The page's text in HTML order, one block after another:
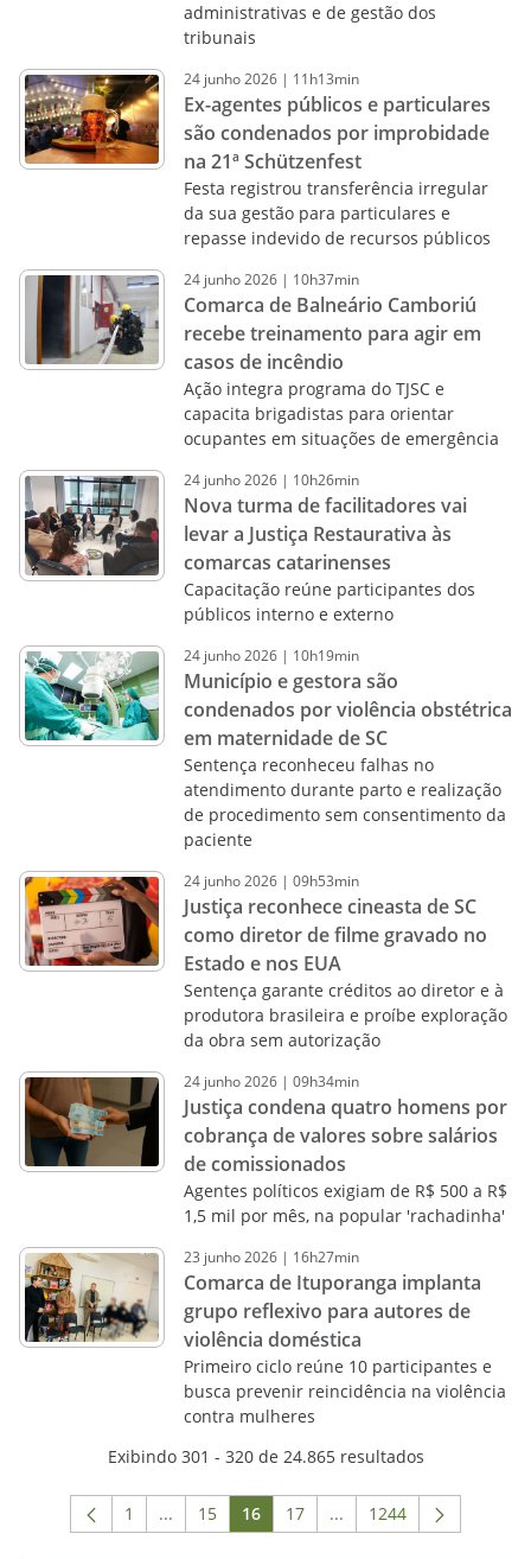
administrativas e de gestão dos
tribunais
24 junho2026 | 11h13min
Ex-agentes públicos e particulares
são condenados por improbidade
na 21ª Schützenfest
Festa registrou transferência irregular
da sua gestão para particulares e
repasse indevido de recursos públicos
24 junho2026 | 10h37min
Comarca de Balneário Camboriú
recebe treinamento para agir em
casos de incêndio
Ação integra programa do TJSC e
capacita brigadistas para orientar
ocupantes em situações de emergência
24 junho2026 | 10h26min
Nova turma de facilitadores vai
levar a Justiça Restaurativa às
comarcas catarinenses
Capacitação reúne participantes dos
públicos interno e externo
24 junho2026 | 10h19min
Município e gestora são
condenados por violência obstétrica
em maternidade de SC
Sentença reconheceu falhas no
atendimento durante parto e realização
de procedimento sem consentimento da
paciente
24 junho2026 | 09h53min
Justiça reconhece cineasta de SC
como diretor de filme gravado no
Estado e nos EUA
Sentença garante créditos ao diretor e à
produtora brasileira e proíbe exploração
da obra sem autorização
24 junho2026 | 09h34min
Justiça condena quatro homens por
cobrança de valores sobre salários
de comissionados
Agentes políticos exigiam de R$ 500 a R$
1,5 mil por mês, na popular 'rachadinha'
23 junho2026 | 16h27min
Comarca de Ituporanga implanta
grupo reflexivo para autores de
violência doméstica
Primeiro ciclo reúne 10 participantes e
busca prevenir reincidência na violência
contra mulheres
Exibindo 301 - 320 de 24.865 resultados
Página
1 ...Páginas intermediárias Usar ABA para
Página
15 Página
16 Página
17 ...Páginas intermediárias
Página
1244